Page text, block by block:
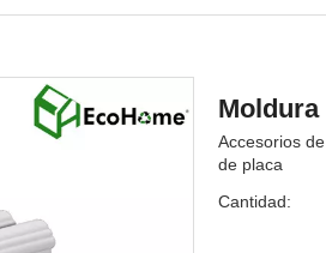
Moldura
Accesorios
de placa
Cantidad: